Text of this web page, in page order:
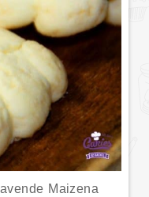
Maizena